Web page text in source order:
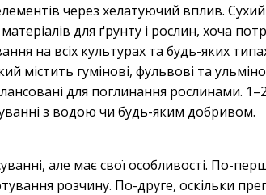
через хелатуючий вплив.
для ґрунту і рослин, хоча
на всіх культурах та будь-яких
містить гумінові, фульвові та
для поглинання рослинами.
з водою чи будь-яким добривом.
але має свої особливості. По-
розчину. По-друге, оскільки